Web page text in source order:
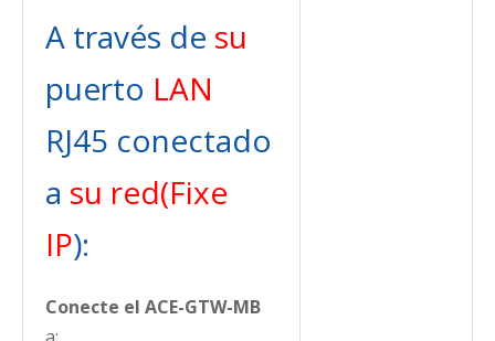
A través de su
puerto LAN
RJ45 conectado
a su red(Fixe
IP):
Conecte el ACE-GTW-MB